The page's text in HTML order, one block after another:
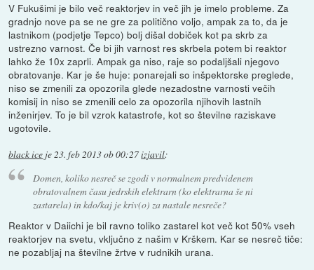
V Fukušimi je bilo več reaktorjev in več jih je imelo probleme. Za
gradnjo nove pa se ne gre za politično voljo, ampak za to, da je
lastnikom (podjetje Tepco) bolj dišal dobiček kot pa skrb za
ustrezno varnost. Če bi jih varnost res skrbela potem bi reaktor
lahko že 10x zaprli. Ampak ga niso, raje so podaljšali njegovo
obratovanje. Kar je še huje: ponarejali so inšpektorske preglede,
niso se zmenili za opozorila glede nezadostne varnosti večih
komisij in niso se zmenili celo za opozorila njihovih lastnih
inženirjev. To je bil vzrok katastrofe, kot so številne raziskave
ugotovile.
black ice je23. feb 2013 ob 00:27izjavil:
Domen, koliko nesreč se zgodi v normalnem predvidenem
obratovalnem času jedrskih elektrarn (ko elektrarna še ni
zastarela) in kdo/kaj je kriv(o) za nastale nesreče?
Reaktor v Daiichi je bil ravno toliko zastarel kot več kot 50% vseh
reaktorjev na svetu, vključno z našim v Krškem. Kar se nesreč tiče:
ne pozabljaj na številne žrtve v rudnikih urana.